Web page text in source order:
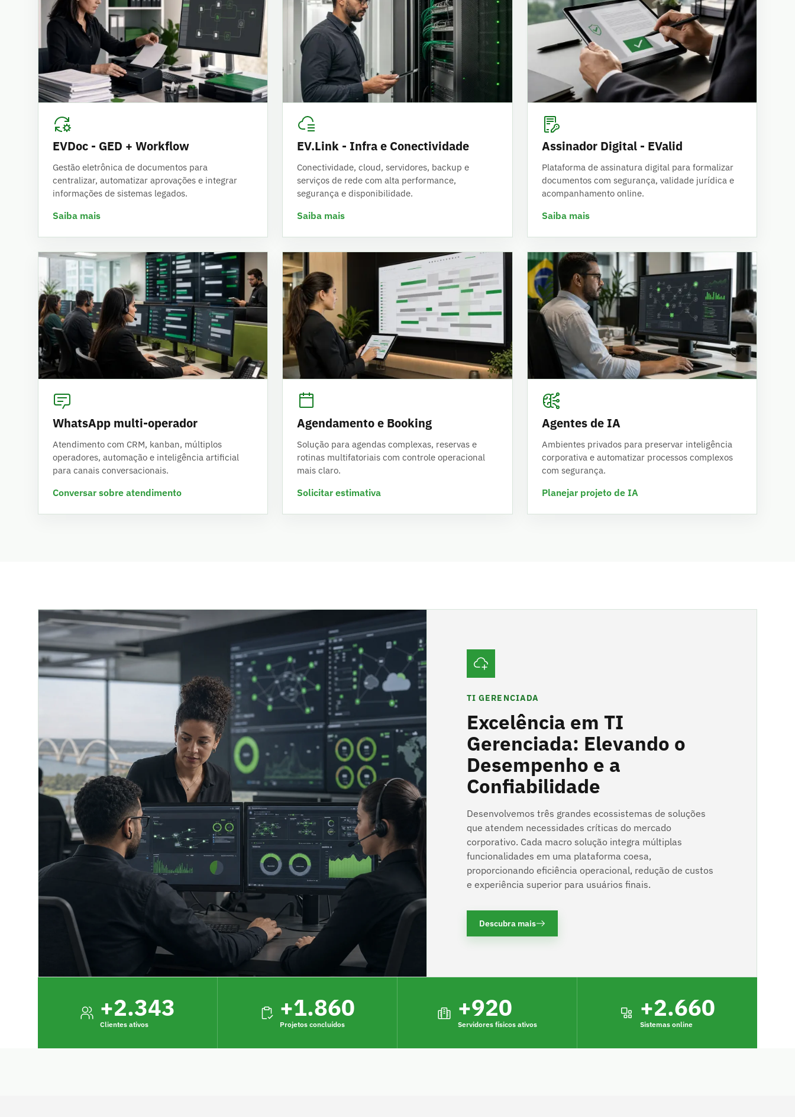
TI GERENCIADA
Excelência em TI
Gerenciada: Elevando o
Desempenho e a
Confiabilidade
Desenvolvemos três grandes ecossistemas de soluções
que atendem necessidades críticas do mercado
corporativo. Cada macro solução integra múltiplas
funcionalidades em uma plataforma coesa,
proporcionando eficiência operacional, redução de custos
e experiência superior para usuários finais.
Descubra mais
+2.343
Clientes ativos
+1.860
Projetos concluídos
+920
Servidores físicos ativos
+2.660
Sistemas online
EVDoc - GED + Workflow
Gestão eletrônica de documentos para
centralizar, automatizar aprovações e integrar
informações de sistemas legados.
Saiba mais
EV.Link - Infra e Conectividade
Conectividade, cloud, servidores, backup e
serviços de rede com alta performance,
segurança e disponibilidade.
Saiba mais
Assinador Digital - EValid
Plataforma de assinatura digital para formalizar
documentos com segurança, validade jurídica e
acompanhamento online.
Saiba mais
WhatsApp multi-operador
Atendimento com CRM, kanban, múltiplos
operadores, automação e inteligência artificial
para canais conversacionais.
Conversar sobre atendimento
Agendamento e Booking
Solução para agendas complexas, reservas e
rotinas multifatoriais com controle operacional
mais claro.
Solicitar estimativa
Agentes de IA
Ambientes privados para preservar inteligência
corporativa e automatizar processos complexos
com segurança.
Planejar projeto de IA